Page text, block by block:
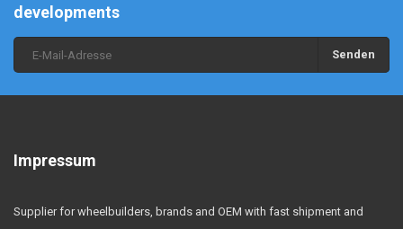
developments
Senden
Impressum
Supplier for wheelbuilders, brands and OEM with fast shipment and